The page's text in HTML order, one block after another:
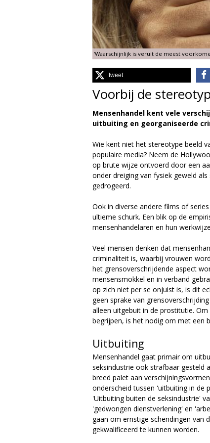
g
i
e
M
a
g
a
z
i
n
e
'Waarschijnlijk is veruit de meest
tweet
Voorbij de
Mensenhandel kent vele
uitbuiting en georganiseerde
Wie kent niet het stereotype beeld
populaire media? Neem de
op brute wijze ontvoerd door een
onder dreiging van fysiek geweld
gedrogeerd.
Ook in diverse andere films of
ultieme schurk. Een blik op de
mensenhandelaren en hun
Veel mensen denken dat
criminaliteit is, waarbij vrouwen
het grensoverschrijdende aspect
mensensmokkel en in verband
op zich niet per se onjuist is, is dit
geen sprake van
alleen uitgebuit in de prostitutie.
begrijpen, is het nodig om met een
Uitbuiting
Mensenhandel gaat primair om
seksindustrie ook strafbaar gesteld
breed palet aan
onderscheid tussen 'uitbuiting in de
'Uitbuiting buiten de seksindustrie'
'gedwongen dienstverlening' en
gaan om ernstige schendingen van
gekwalificeerd te kunnen worden.